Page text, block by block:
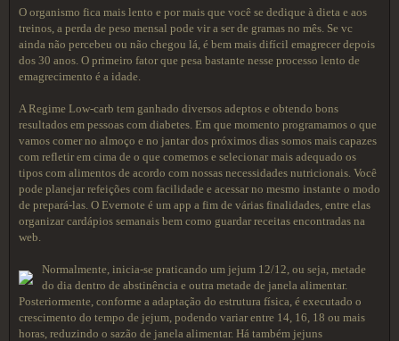
O organismo fica mais lento e por mais que você se dedique à dieta e aos
treinos, a perda de peso mensal pode vir a ser de gramas no mês. Se vc
ainda não percebeu ou não chegou lá, é bem mais difícil emagrecer depois
dos 30 anos. O primeiro fator que pesa bastante nesse processo lento de
emagrecimento é a idade.
A Regime Low-carb tem ganhado diversos adeptos e obtendo bons
resultados em pessoas com diabetes. Em que momento programamos o que
vamos comer no almoço e no jantar dos próximos dias somos mais capazes
com refletir em cima de o que comemos e selecionar mais adequado os
tipos com alimentos de acordo com nossas necessidades nutricionais. Você
pode planejar refeições com facilidade e acessar no mesmo instante o modo
de prepará-las. O Evernote é um app a fim de várias finalidades, entre elas
organizar cardápios semanais bem como guardar receitas encontradas na
web.
Normalmente, inicia-se praticando um jejum 12/12, ou seja, metade
do dia dentro de abstinência e outra metade de janela alimentar.
Posteriormente, conforme a adaptação do estrutura física, é executado o
crescimento do tempo de jejum, podendo variar entre 14, 16, 18 ou mais
horas, reduzindo o sazão de janela alimentar. Há também jejuns